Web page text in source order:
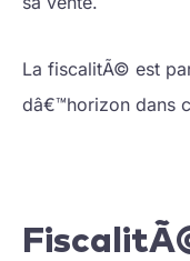
La fiscalitÃ© est
dâ€™horizon dans